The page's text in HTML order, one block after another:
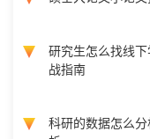
研究生怎么找线
战指南
科研的数据怎么